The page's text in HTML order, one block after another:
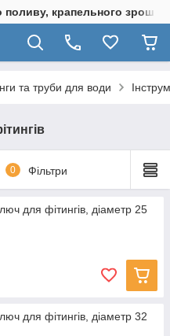
поливу, крапельного
та труби для води
0 Фільтри
для фітингів, діаметр 25
для фітингів, діаметр 32